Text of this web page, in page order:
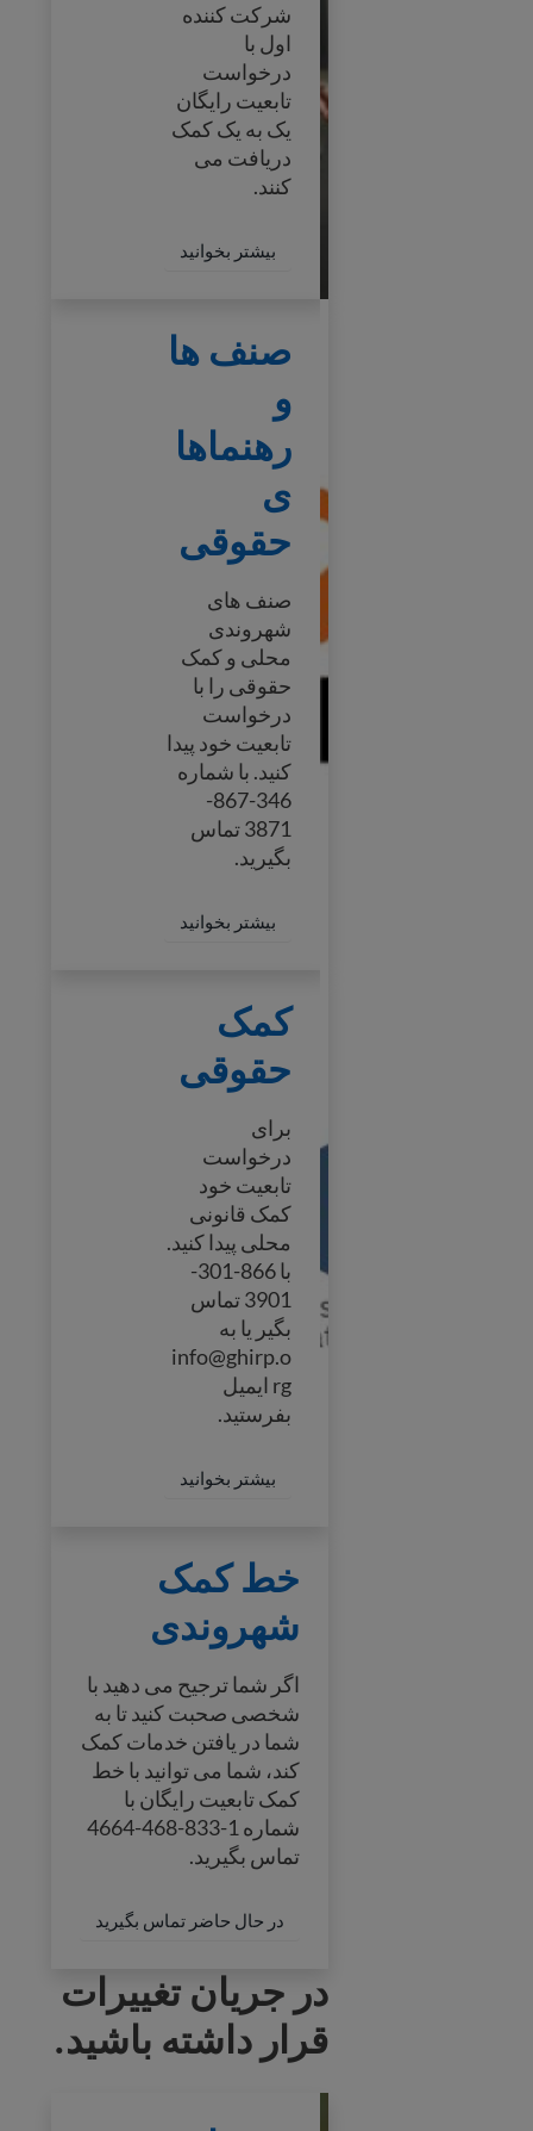
شرکت کننده
اول با
درخواست
تابعیت رایگان
یک به یک کمک
دریافت می
کنند.
بیشتر بخوانید
صنف ها
و
رهنماها
ی
حقوقی
صنف های
شهروندی
محلی و کمک
حقوقی را با
درخواست
تابعیت خود پیدا
کنید. با شماره
346-867-
3871 تماس
بگیرید.
بیشتر بخوانید
کمک
حقوقی
برای
درخواست
تابعیت خود
کمک قانونی
محلی پیدا کنید.
با 866-301-
3901 تماس
بگیر یا به
info@ghirp.o
rg ایمیل
بفرستید.
بیشتر بخوانید
خط کمک
شهروندی
اگر شما ترجیح می دهید با
شخصی صحبت کنید تا به
شما در یافتن خدمات کمک
کند، شما می توانید با خط
کمک تابعیت رایگان با
شماره 1-833-468-4664
تماس بگیرید.
در حال حاضر تماس بگیرید
در جریان تغییرات
قرار داشته باشید.